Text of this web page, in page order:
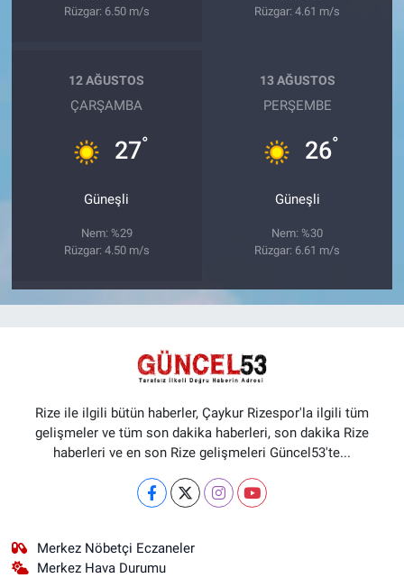
Rüzgar: 6.50 m/s
Rüzgar: 4.61 m/s
12 AĞUSTOS
ÇARŞAMBA
27°
Güneşli
Nem: %29
Rüzgar: 4.50 m/s
13 AĞUSTOS
PERŞEMBE
26°
Güneşli
Nem: %30
Rüzgar: 6.61 m/s
Rize ile ilgili bütün haberler, Çaykur Rizespor'la ilgili tüm
gelişmeler ve tüm son dakika haberleri, son dakika Rize
haberleri ve en son Rize gelişmeleri Güncel53'te...
Merkez Nöbetçi Eczaneler
Merkez Hava Durumu